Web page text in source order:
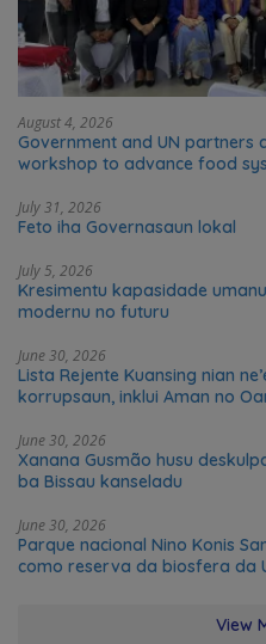
August 4, 2026
Government and UN partners
workshop to advance food
July 31, 2026
Feto iha Governasaun lokal
July 5, 2026
Kresimentu kapasidade
modernu no futuru
June 30, 2026
Lista Rejente Kuansing nian
korrupsaun, inklui Aman no
June 30, 2026
Xanana Gusmão husu
ba Bissau kanseladu
June 30, 2026
Parque nacional Nino Konis
como reserva da biosfera da
View